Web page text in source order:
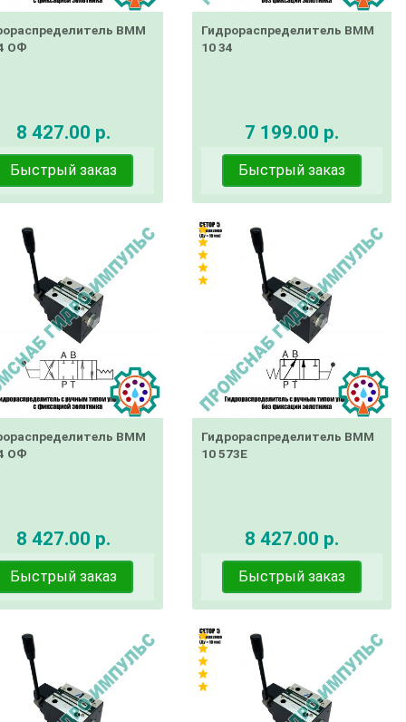
ВММ
ОФ
8 427.00 р.
Быстрый заказ
Гидрораспределитель ВММ
10 34
7 199.00 р.
Быстрый заказ
ВММ
ОФ
8 427.00 р.
Быстрый заказ
Гидрораспределитель ВММ
10 573Е
8 427.00 р.
star
star
star
star
star
Быстрый заказ
star
star
star
star
star